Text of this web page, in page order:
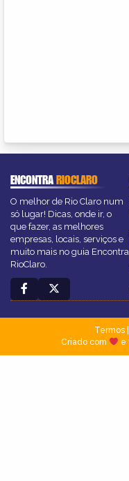
ENCONTRARIOCLARO
O melhor de Rio Claro num
só lugar! Dicas, onde ir, o
que fazer, as melhores
empresas, locais, serviços e
muito mais no guia Encontra
RioClaro.
Termos|
Criado com
e